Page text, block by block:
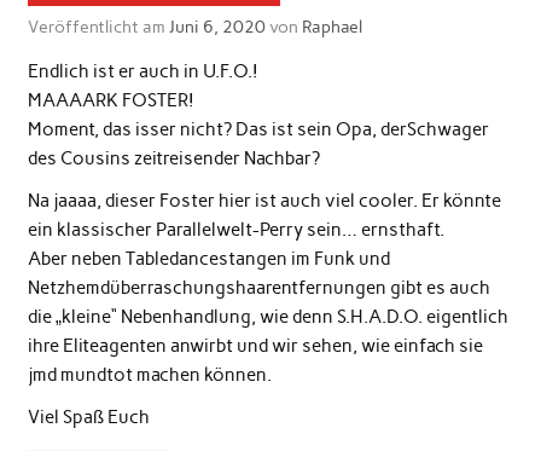
Veröffentlicht am Juni 6, 2020von Raphael
Endlich ist er auch in U.F.O.!
MAAAARK FOSTER!
Moment, das isser nicht? Das ist sein Opa, derSchwager
des Cousins zeitreisender Nachbar?
Na jaaaa, dieser Foster hier ist auch viel cooler. Er könnte
ein klassischer Parallelwelt-Perry sein… ernsthaft.
Aber neben Tabledancestangen im Funk und
Netzhemdüberraschungshaarentfernungen gibt es auch
die „kleine“ Nebenhandlung, wie denn S.H.A.D.O. eigentlich
ihre Eliteagenten anwirbt und wir sehen, wie einfach sie
jmd mundtot machen können.
Viel Spaß Euch